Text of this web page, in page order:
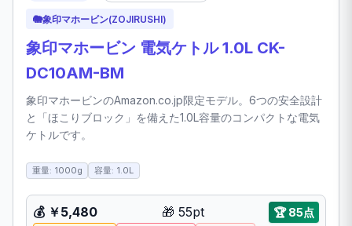
🐘象印マホービン(ZOJIRUSHI)
象印マホービン 電気ケトル 1.0L CK-
DC10AM-BM
象印マホービンのAmazon.co.jp限定モデル。6つの安全設計
と「ほこりブロック」を備えた1.0L容量のコンパクトな電気
ケトルです。
重量: 1000g 容量: 1.0L
💰 ￥5,480 🎁 55pt 🏆85点